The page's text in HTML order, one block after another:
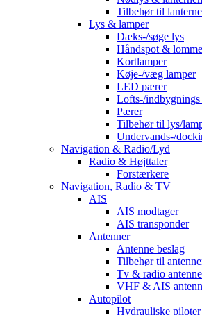
Tilbehør til
Lys & lamper
Dæks-/søge lys
Håndspot &
Kortlamper
Køje-/væg lamper
LED pærer
Lofts-/indbygnings
Pærer
Tilbehør til lys/
Undervands-/
Navigation & Radio/Lyd
Radio & Højttaler
Forstærkere
Navigation, Radio & TV
AIS
AIS modtager
AIS transponder
Antenner
Antenne beslag
Tilbehør til
Tv & radio
VHF & AIS
Autopilot
Hydrauliske piloter